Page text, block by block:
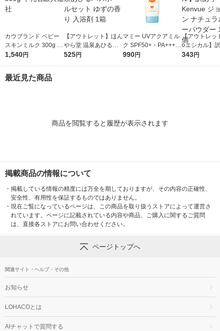
カウブランド ベビー
スキンミルク 300g 牛
乳石鹸共進社
1,540円
【アウトレット】ほん
やら堂 温泉あひるバ
スボールセット ゆず
525円
マミー UVアクアミル
ク SPF50+・PA++++
50g 伊勢半
990円
【アウトレッ
oエシカル】
envue ジョン
343円
最近見た商品
商品を閲覧すると履歴が表示されます
掲載商品の情報について
・ 掲載している情報の精度には万全を期しておりますが、その内容の正確性、
安全性、有用性を保証するものではありません。
・ 現在ご覧になっているページは、この商品を取り扱うストアによって運営さ
れています。ページに記載されている内容や商品、ご購入に関するご質問
は、直接各ストアにお問い合わせください。
ページトップへ
関連サイト・ヘルプ・その他
お知らせ
LOHACOとは
AIチャットで質問する